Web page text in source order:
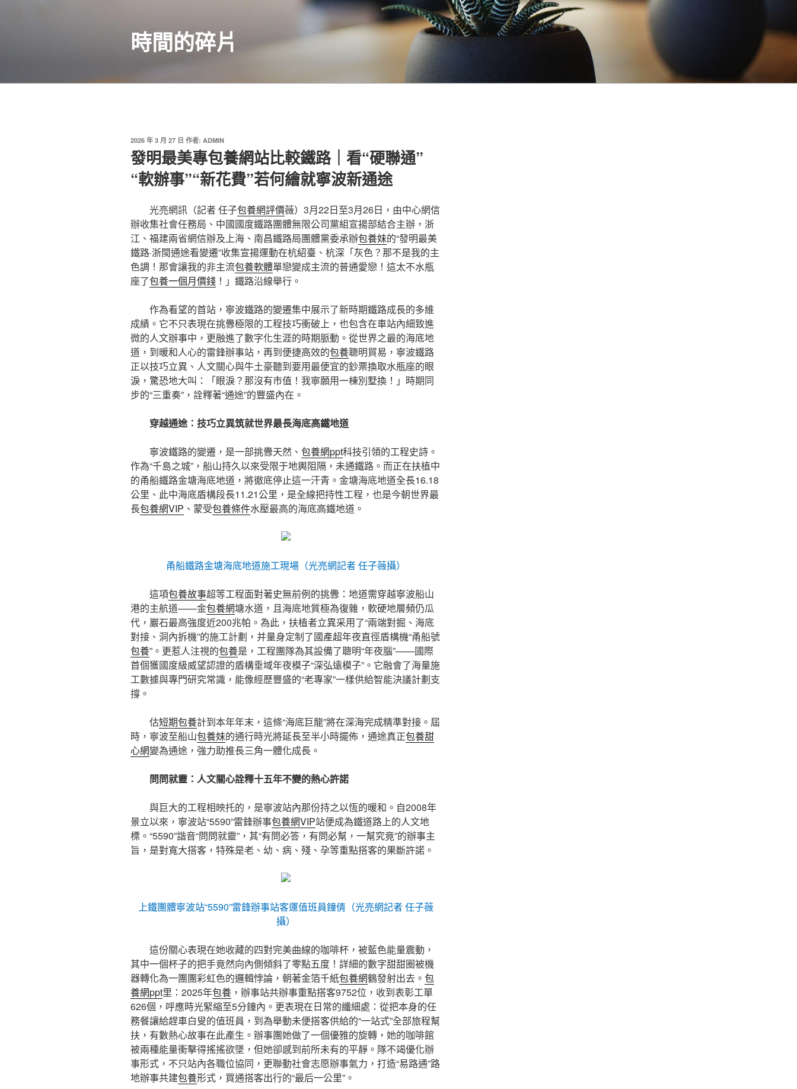
時間的碎片
發
佈
於
2026 年 3 月 27 日 作者: ADMIN
發明最美專包養網站比較鐵路｜看“硬聯通”
“軟辦事”“新花費”若何繪就寧波新通途
光亮網訊（記者 任子包養網評價薇）3月22日至3月26日，由中心網信
辦收集社會任務局、中國國度鐵路團體無限公司黨組宣揚部結合主辦，浙
江、福建兩省網信辦及上海、南昌鐵路局團體黨委承辦包養妹的“發明最美
鐵路·浙閩通途看變遷”收集宣揚運動在杭紹臺、杭深「灰色？那不是我的主
色調！那會讓我的非主流包養軟體單戀變成主流的普通愛戀！這太不水瓶
座了包養一個月價錢 ！」鐵路沿線舉行。
作為看望的首站，寧波鐵路的變遷集中展示了新時期鐵路成長的多維
成績。它不只表現在挑釁極限的工程技巧衝破上，也包含在車站內細致進
微的人文辦事中，更融進了數字化生涯的時期脈動。從世界之最的海底地
道，到暖和人心的雷鋒辦事站，再到便捷高效的包養聰明貿易，寧波鐵路
正以技巧立異、人文關心與牛土豪聽到要用最便宜的鈔票換取水瓶座的眼
淚，驚恐地大叫：「眼淚？那沒有市值！我寧願用一棟別墅換！」時期同
步的“三重奏”，詮釋著“通途”的豐盛內在。
穿越通途：技巧立異筑就世界最長海底高鐵地道
寧波鐵路的變遷，是一部挑釁天然、 包養網ppt科技引領的工程史詩。
作為“千島之城”，船山持久以來受限于地輿阻隔，未通鐵路。而正在扶植中
的甬船鐵路金塘海底地道，將徹底停止這一汗青。金塘海底地道全長16.18
公里、此中海底盾構段長11.21公里，是全線把持性工程，也是今朝世界最
長包養網VIP 、蒙受包養條件水壓最高的海底高鐵地道。
甬船鐵路金塘海底地道施工現場（光亮網記者 任子薇攝）
這項包養故事超等工程面對著史無前例的挑釁：地道需穿越寧波船山
港的主航道——金包養網塘水道，且海底地質極為復雜，軟硬地層頻仍瓜
代，巖石最高強度近200兆帕。為此，扶植者立異采用了“兩端對掘、海底
對接、洞內拆機”的施工計劃，并量身定制了國產超年夜直徑盾構機“甬船號
包養”。更惹人注視的包養是，工程團隊為其設備了聰明“年夜腦”——國際
首個獲國度級威望認證的盾構垂域年夜模子“深弘遠模子”。它融會了海量施
工數據與專門研究常識，能像經歷豐盛的“老專家”一樣供給智能決議計劃支
撐。
估短期包養計到本年年末，這條“海底巨龍”將在深海完成精準對接。屆
時，寧波至船山包養妹的通行時光將延長至半小時擺佈，通途真正包養甜
心網變為通途，強力助推長三角一體化成長。
問問就靈：人文關心詮釋十五年不變的熱心許諾
與巨大的工程相映托的，是寧波站內那份持之以恆的暖和。自2008年
景立以來，寧波站“5590”雷鋒辦事包養網VIP站便成為鐵道路上的人文地
標。“5590”諧音“問問就靈”，其“有問必答，有問必幫，一幫究竟”的辦事主
旨，是對寬大搭客，特殊是老、幼、病、殘、孕等重點搭客的果斷許諾。
上鐵團體寧波站“5590”雷鋒辦事站客運值班員鐘倩（光亮網記者 任子薇
攝）
這份關心表現在她收藏的四對完美曲線的咖啡杯，被藍色能量震動，
其中一個杯子的把手竟然向內側傾斜了零點五度！詳細的數字甜甜圈被機
器轉化為一團團彩虹色的邏輯悖論，朝著金箔千紙包養網鶴發射出去。 包
養網ppt里：2025年包養 ，辦事站共辦事重點搭客9752位，收到表彰工單
626個，呼應時光緊縮至5分鐘內。更表現在日常的纖細處：從把本身的任
務餐讓給趕車白叟的值班員，到為舉動未便搭客供給的“一站式”全部旅程幫
扶，有數熱心故事在此產生。辦事團她做了一個優雅的旋轉，她的咖啡館
被兩種能量衝擊得搖搖欲墜，但她卻感到前所未有的平靜。隊不竭優化辦
事形式，不只站內各職位協同，更聯動社會志愿辦事氣力，打造“易路通”路
地辦事共建包養形式，買通搭客出行的“最后一公里”。